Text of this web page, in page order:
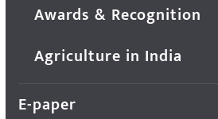
Awards & Recognition
Agriculture in India
E-paper